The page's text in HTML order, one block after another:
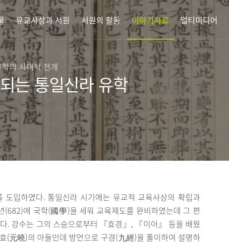
유교사상과 서원 서원의 활동 이야기자료 멀티미디어
의 시대적 전개
는 통일신라 유학
입하였다. 통일신라 시기에는 유교적 교육사상의 확립과
(682)에 국학(國學)을 세워 교육제도를 완비하였는데 그 편
. 강수는 그의 스승으로부터 『효경』, 『이아』 등을 배웠
(元曉)의 아들인데 방언으로 구경(九經)을 풀이하여 설명하